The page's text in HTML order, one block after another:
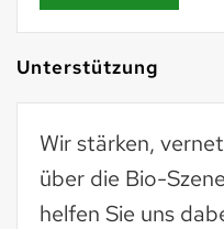
Unterstützung
Wir stärken,
über die Bio-
helfen Sie uns